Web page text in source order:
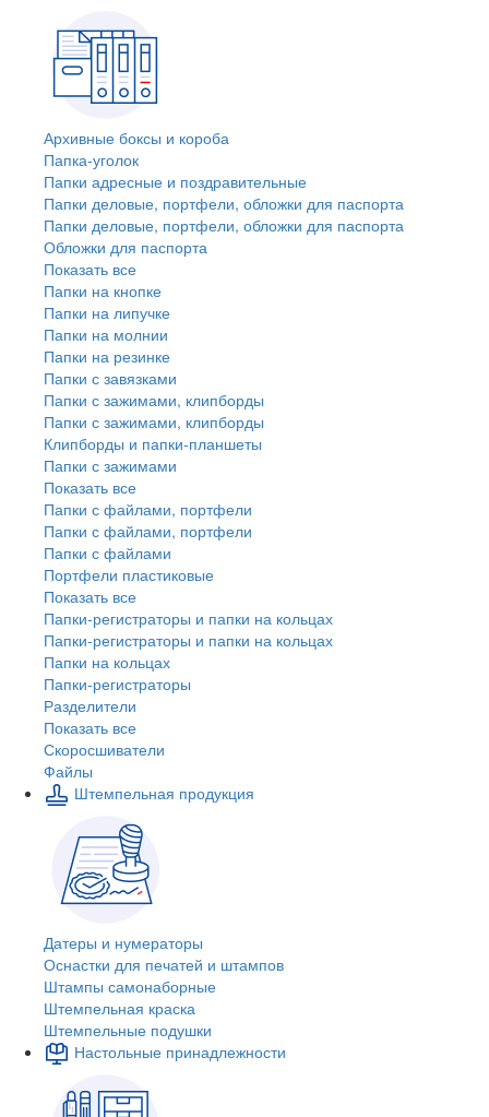
Архивные боксы и короба
Папка-уголок
Папки адресные и поздравительные
Папки деловые, портфели, обложки для паспорта
Папки деловые, портфели, обложки для паспорта
Обложки для паспорта
Показать все
Папки на кнопке
Папки на липучке
Папки на молнии
Папки на резинке
Папки с завязками
Папки с зажимами, клипборды
Папки с зажимами, клипборды
Клипборды и папки-планшеты
Папки с зажимами
Показать все
Папки с файлами, портфели
Папки с файлами, портфели
Папки с файлами
Портфели пластиковые
Показать все
Папки-регистраторы и папки на кольцах
Папки-регистраторы и папки на кольцах
Папки на кольцах
Папки-регистраторы
Разделители
Показать все
Скоросшиватели
Файлы
Штемпельная продукция
Датеры и нумераторы
Оснастки для печатей и штампов
Штампы самонаборные
Штемпельная краска
Штемпельные подушки
Настольные принадлежности